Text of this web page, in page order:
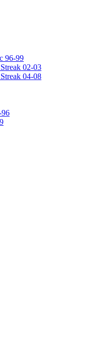
96-99
02-03
04-08